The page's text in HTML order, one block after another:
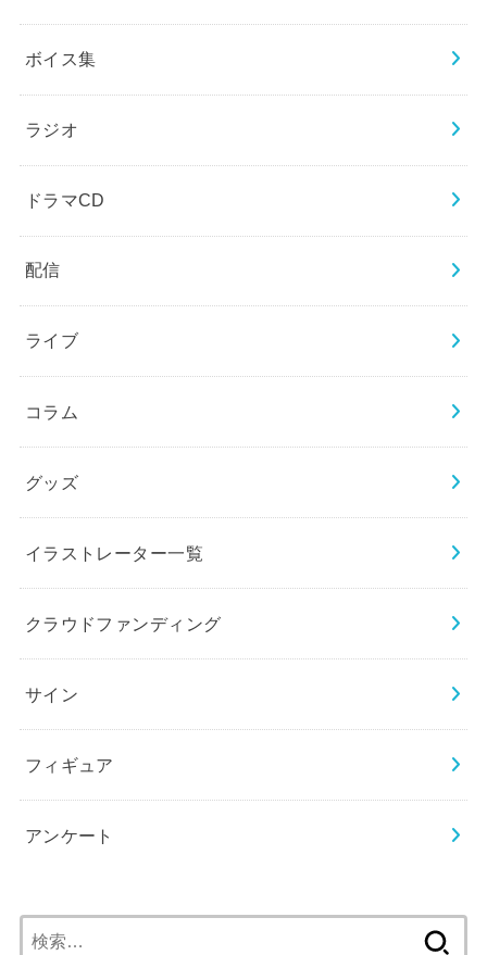
ボイス集
ラジオ
ドラマCD
配信
ライブ
コラム
グッズ
イラストレーター一覧
クラウドファンディング
サイン
フィギュア
アンケート